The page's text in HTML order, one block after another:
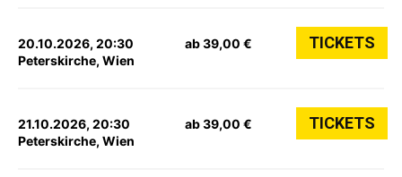
20.10.2026, 20:30
Peterskirche, Wien
ab 39,00 € TICKETS
21.10.2026, 20:30
Peterskirche, Wien
ab 39,00 € TICKETS